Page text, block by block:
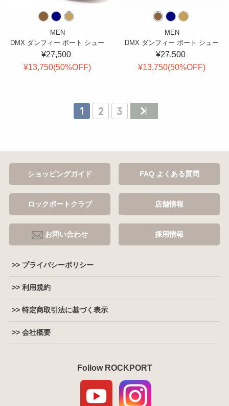
MEN
DMX ダンフィー ボート シュー
¥27,500
¥13,750(50%OFF)
MEN
DMX ダンフィー ボート シュー
¥27,500
¥13,750(50%OFF)
ショッピングガイド FAQ よくある質問
ロックポートクラブ 店舗情報
お問い合わせ 採用情報
>> プライバシーポリシー
>> 利用規約
>> 特定商取引法に基づく表示
>> 会社概要
Follow ROCKPORT